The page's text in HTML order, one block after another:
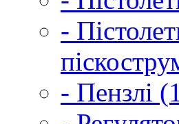
-
- Пензлі